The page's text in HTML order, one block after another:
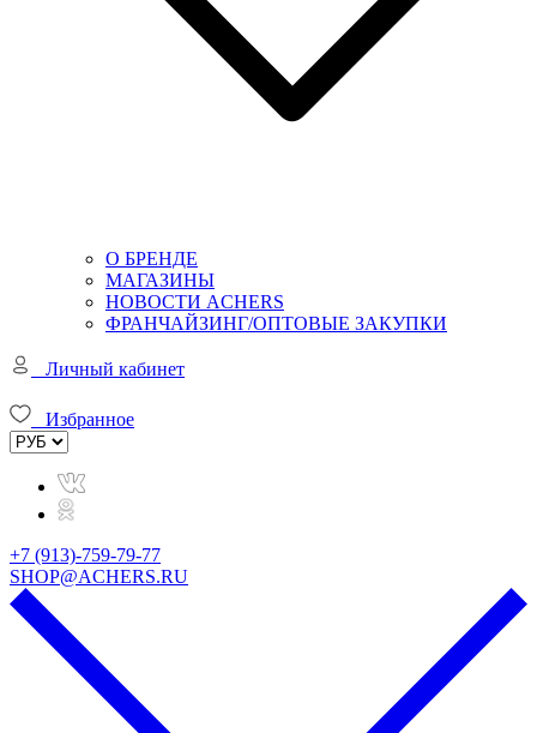
О БРЕНДЕ
МАГАЗИНЫ
НОВОСТИ ACHERS
ФРАНЧАЙЗИНГ/ОПТОВЫЕ ЗАКУПКИ
Личный кабинет
Избранное
+7 (913)-759-79-77
SHOP@ACHERS.RU